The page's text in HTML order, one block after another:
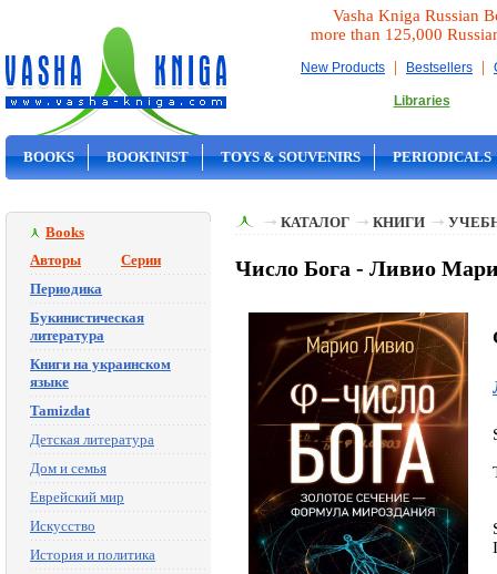
Vasha Kniga Russian
more than 125,000
New Products | Bestsellers |
Libraries
BOOKS BOOKINIST TOYS & SOUVENIRS PERIODICALS
Books
Авторы
Серии
Периодика
Букинистическая
литература
Книги на украинском
языке
Tamizdat
Детская литература
Дом и семья
Еврейский мир
Искусство
История и политика
КАТАЛОГ КНИГИ
Число Бога - Ливио